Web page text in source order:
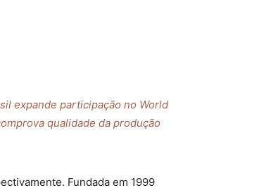
expande participação no World
qualidade da produção
Fundada em 1999